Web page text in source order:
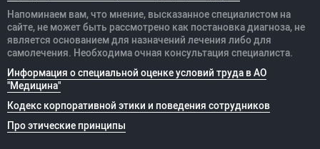
Напоминаем вам, что мнение, высказанное специалистом на
сайте, не может быть рассмотрено как постановка диагноза, не
является основанием для назначений лечения либо для
самолечения. Необходима очная консультация специалиста.
Информация о специальной оценке условий труда в АО
"Медицина"
Кодекс корпоративной этики и поведения сотрудников
Про этические принципы